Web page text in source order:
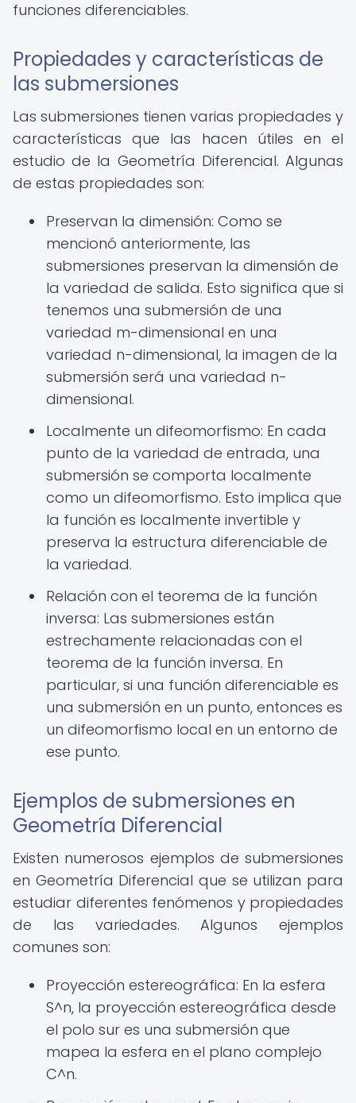
funciones diferenciables.
Propiedades y características de
las submersiones
Las submersiones tienen varias propiedades y
características que las hacen útiles en el
estudio de la Geometría Diferencial. Algunas
de estas propiedades son:
Preservan la dimensión: Como se
mencionó anteriormente, las
submersiones preservan la dimensión de
la variedad de salida. Esto significa que si
tenemos una submersión de una
variedad m-dimensional en una
variedad n-dimensional, la imagen de la
submersión será una variedad n-
dimensional.
Localmente un difeomorfismo: En cada
punto de la variedad de entrada, una
submersión se comporta localmente
como un difeomorfismo. Esto implica que
la función es localmente invertible y
preserva la estructura diferenciable de
la variedad.
Relación con el teorema de la función
inversa: Las submersiones están
estrechamente relacionadas con el
teorema de la función inversa. En
particular, si una función diferenciable es
una submersión en un punto, entonces es
un difeomorfismo local en un entorno de
ese punto.
Ejemplos de submersiones en
Geometría Diferencial
Existen numerosos ejemplos de submersiones
en Geometría Diferencial que se utilizan para
estudiar diferentes fenómenos y propiedades
de las variedades. Algunos ejemplos
comunes son:
Proyección estereográfica: En la esfera
S^n, la proyección estereográfica desde
el polo sur es una submersión que
mapea la esfera en el plano complejo
C^n.